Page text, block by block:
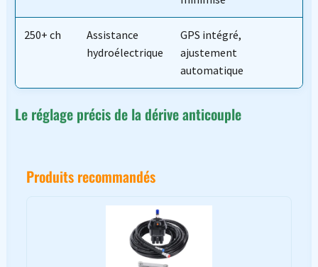
250+ ch
Assistance
hydroélectrique
GPS intégré,
ajustement
automatique
Le réglage précis de la dérive anticouple
Produits recommandés